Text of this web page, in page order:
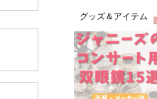
グッズ＆アイテム